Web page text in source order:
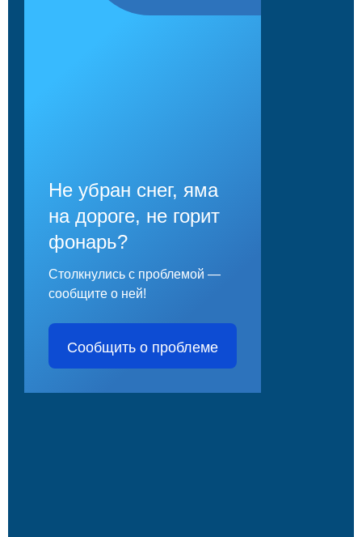
Не убран снег, яма
на дороге, не горит
фонарь?
Столкнулись с проблемой —
сообщите о ней!
Сообщить о проблеме